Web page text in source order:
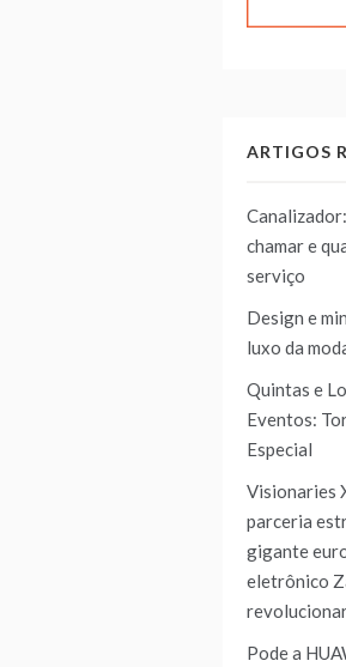
ARTIGOS
chamar e
serviço
Design e
luxo da
Quintas e
Eventos:
Especial
Visionaries
parceria
gigante
eletrônico
Pode a